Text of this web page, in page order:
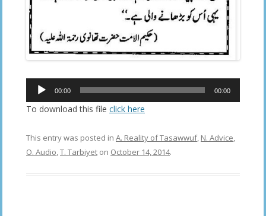
Audio
00:00 00:00
To download this file click here
This entry was posted in A. Reality of Tasawwuf, N. Advice
O. Audio T. Tarbiyet on October 14, 2014.